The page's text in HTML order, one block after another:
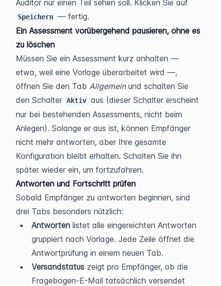
Speichern — fertig.
Ein Assessment vorübergehend pausieren, ohne es
zu löschen
Müssen Sie ein Assessment kurz anhalten —
etwa, weil eine Vorlage überarbeitet wird —,
öffnen Sie den Tab Allgemein und schalten Sie
den Schalter Aktiv aus (dieser Schalter erscheint
nur bei bestehenden Assessments, nicht beim
Anlegen). Solange er aus ist, können Empfänger
nicht mehr antworten, aber Ihre gesamte
Konfiguration bleibt erhalten. Schalten Sie ihn
später wieder ein, um fortzufahren.
Antworten und Fortschritt prüfen
Sobald Empfänger zu antworten beginnen, sind
drei Tabs besonders nützlich:
Antworten listet alle eingereichten Antworten
gruppiert nach Vorlage. Jede Zeile öffnet die
Antwortprüfung in einem neuen Tab.
Versandstatus zeigt pro Empfänger, ob die
Fragebogen-E-Mail tatsächlich versendet